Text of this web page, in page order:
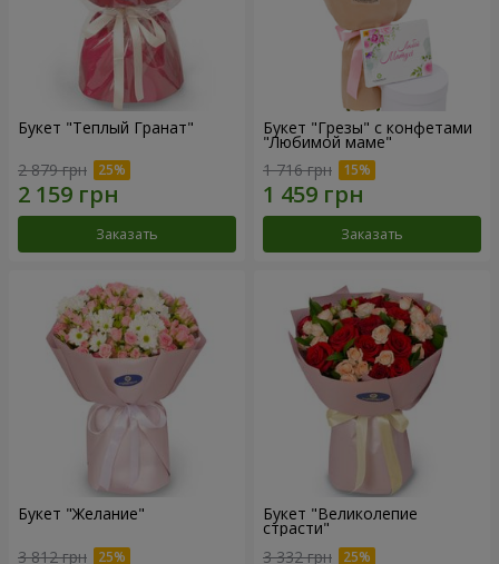
Букет "Теплый Гранат"
2 879 грн
Заказать
Букет "Грезы" с конфетами
"Любимой маме"
1 716 грн
Заказать
Букет "Желание"
3 812 грн
Букет "Великолепие
страсти"
3 332 грн